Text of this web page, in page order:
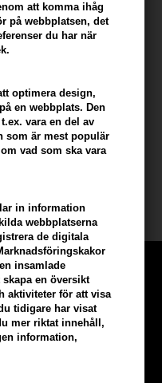
att komma ihåg
på webbplatsen, det
du har när
optimera design,
en webbplats. Den
vara en del av
som är mest populär
vad som ska vara
in information
webbplatserna
de digitala
insamlade
en översikt
aktiviteter för att visa
tidigare har visat
mer riktat innehåll,
information,
här